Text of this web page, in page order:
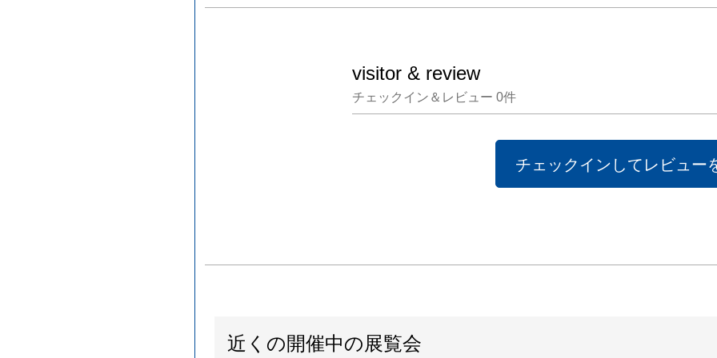
visitor & review
チェックイン＆レビュー 0件
チェックインしてレビュー
近くの開催中の展覧会